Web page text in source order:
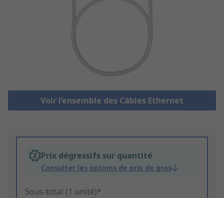
Voir l’ensemble des Câbles Ethernet
Prix dégressifs sur quantité
Consulter les options de prix de gros
Sous-total (1 unité)*